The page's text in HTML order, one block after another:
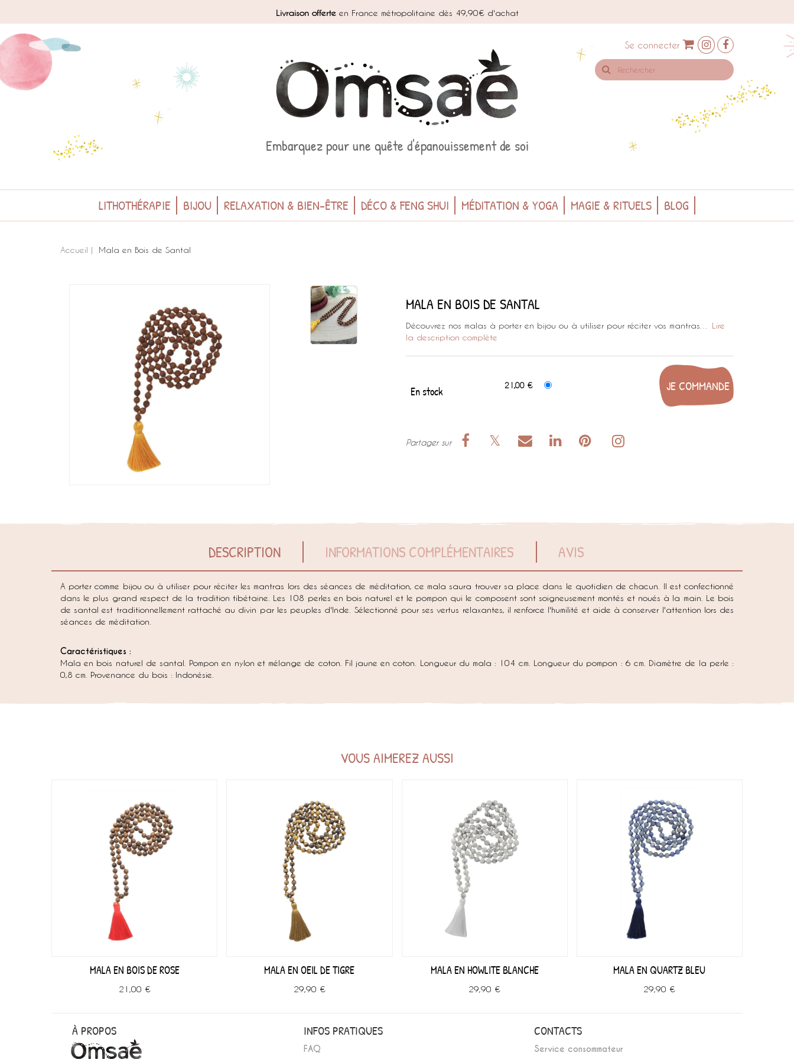
Livraison offerteen France métropolitaine dès 49,90€ d'achat
Embarquez pour une quête d'épanouissement de soi
Se connecter
sur
site
LITHOTHÉRAPIE BIJOU RELAXATION & BIEN-ÊTRE DÉCO & FENG SHUI MÉDITATION & YOGA MAGIE & RITUELS BLOG
Accueil Mala en Bois de Santal
MALA EN BOIS DE SANTAL
Découvrez nos malas à porter en bijou ou à utiliser pour réciter vos mantras… Lire
la description complète
En stock 21,00 €
DESCRIPTION INFORMATIONS COMPLÉMENTAIRES AVIS
A porter comme bijou ou à utiliser pour réciter les mantras lors des séances de méditation, ce mala saura trouver sa place dans le quotidien de chacun. Il est confectionné
dans le plus grand respect de la tradition tibétaine. Les 108 perles en bois naturel et le pompon qui le composent sont soigneusement montés et noués à la main. Le bois
de santal est traditionnellement rattaché au divin par les peuples d'Inde. Sélectionné pour ses vertus relaxantes, il renforce l'humilité et aide à conserver l'attention lors des
séances de méditation.
Caractéristiques :
Mala en bois naturel de santal. Pompon en nylon et mélange de coton. Fil jaune en coton. Longueur du mala : 104 cm. Longueur du pompon : 6 cm. Diamètre de la perle :
0,8 cm. Provenance du bois : Indonésie.
VOUS AIMEREZ AUSSI
MALA EN BOIS DE ROSE
21,00 €
MALA EN OEIL DE TIGRE
29,90 €
MALA EN HOWLITE BLANCHE
29,90 €
MALA EN QUARTZ BLEU
29,90 €
À PROPOS INFOS PRATIQUES
FAQ
CONTACTS
Service consommateur